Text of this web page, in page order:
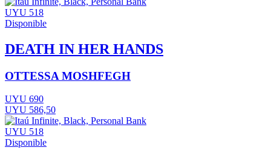
UYU 518
Disponible
DEATH IN HER HANDS
OTTESSA MOSHFEGH
UYU 690
UYU 586,50
UYU 518
Disponible